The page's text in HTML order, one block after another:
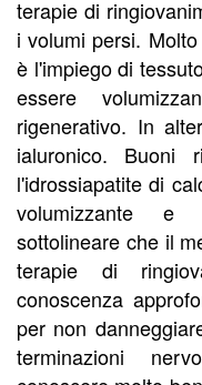
terapie di
i volumi persi.
è l'impiego di
essere
rigenerativo. In
ialuronico. Buoni
l'idrossiapatite di
volumizzante e
sottolineare che il
terapie di
conoscenza
per non
terminazioni